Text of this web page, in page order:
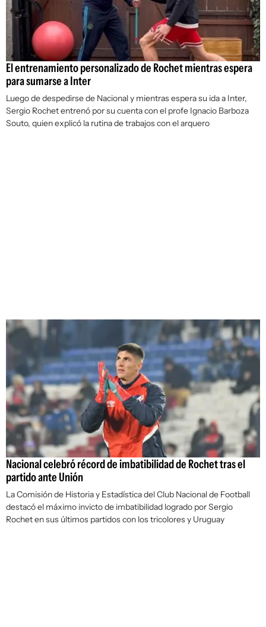
El entrenamiento personalizado de Rochet mientras espera
para sumarse a Inter
Luego de despedirse de Nacional y mientras espera su ida a Inter,
Sergio Rochet entrenó por su cuenta con el profe Ignacio Barboza
Souto, quien explicó la rutina de trabajos con el arquero
Nacional celebró récord de imbatibilidad de Rochet tras el
partido ante Unión
La Comisión de Historia y Estadística del Club Nacional de Football
destacó el máximo invicto de imbatibilidad logrado por Sergio
Rochet en sus últimos partidos con los tricolores y Uruguay